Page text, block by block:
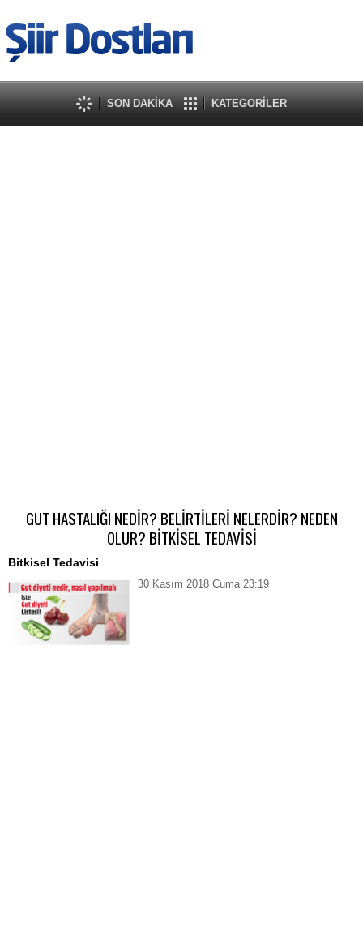
SON DAKİKA KATEGORİLER
GUT HASTALIĞI NEDİR? BELİRTİLERİ NELERDİR? NEDEN
OLUR? BİTKİSEL TEDAVİSİ
Bitkisel Tedavisi
30 Kasım 2018 Cuma 23:19